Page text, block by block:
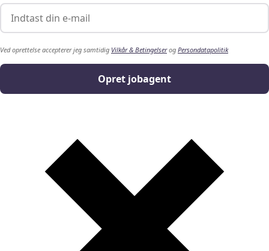
Ved oprettelse accepterer jeg samtidig Vilkår & Betingelserog Persondatapolitik
Opret jobagent